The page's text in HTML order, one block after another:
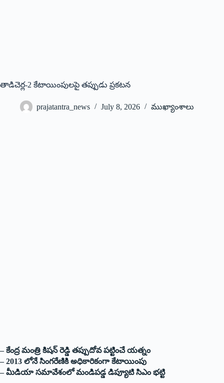
తాడిచెర్ల-2 కేటాయింపులపై తప్పుడు ప్రకటన
prajatantra_news July 8, 2026 ముఖ్యాంశాలు
– కేంద్ర మంత్రి కిషన్‌ ‌రెడ్డి తప్పుదోవ పట్టించే యత్నం
– 2013 లోనే సింగరేణికి అధికారికంగా కేటాయింపు
– మీడియా సమావేశంలో మండిపడ్డ డిప్యూటి సిఎం భట్టి